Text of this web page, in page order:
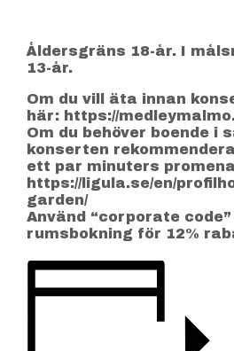
Åldersgräns 18-år. I
13-år.
Om du vill äta innan
här: https://
Om du behöver boende i
konserten
ett par minuters
https://ligula.se/en/
garden/
Använd “corporate code”
rumsbokning för 12%